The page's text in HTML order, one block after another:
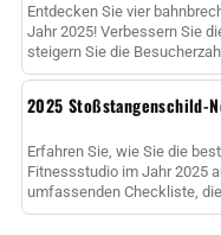
Entdecken Sie vier
Jahr 2025! Verbessern Sie
steigern Sie die
Investition in intelligente
2025 Stoßstangenschild-
Erfahren Sie, wie Sie die
Fitnessstudio im Jahr 2025
umfassenden Checkliste,
Bounce-Werte und ......